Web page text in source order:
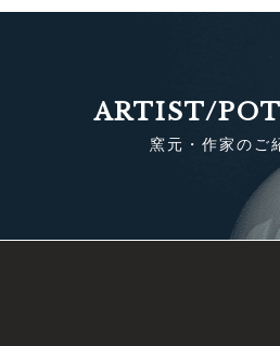
ARTIST/
窯元・作家のご